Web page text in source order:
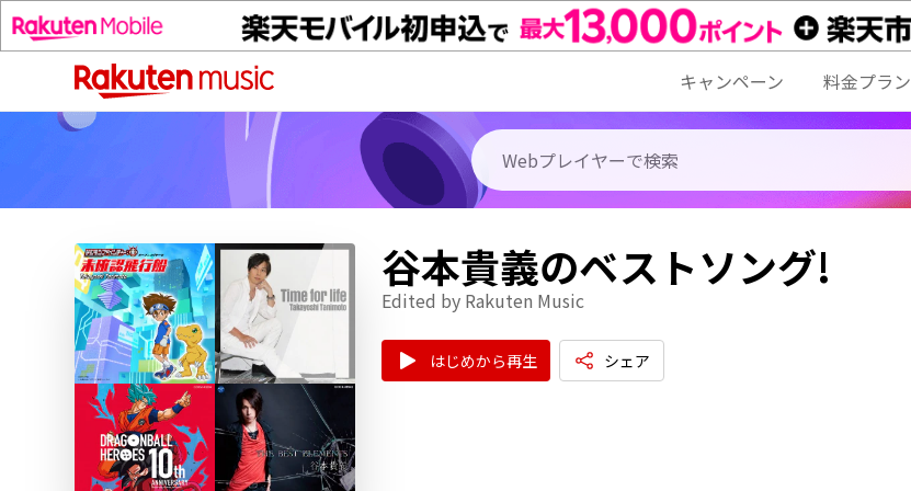
キャンペーン 料金プラン
谷本貴義のベストソング!
Edited by Rakuten Music
はじめから再生 シェア